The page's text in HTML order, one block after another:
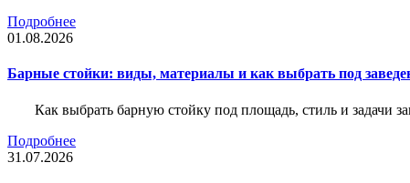
Подробнее
01.08.2026
Барные стойки: виды, материалы и как выбрать под
Как выбрать барную стойку под площадь, стиль и задачи
Подробнее
31.07.2026